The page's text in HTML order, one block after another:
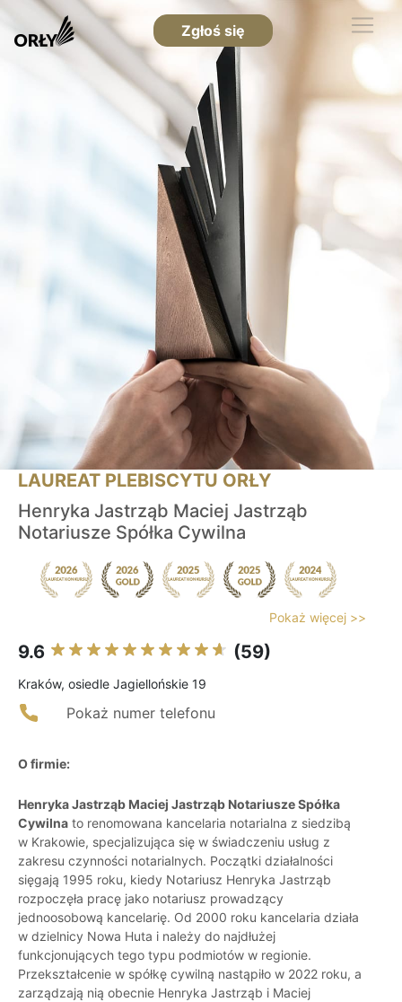
Zgłoś się
LAUREAT PLEBISCYTU ORŁY
Henryka Jastrząb Maciej Jastrząb
Notariusze Spółka Cywilna
Pokaż więcej >>
9.6 (59)
Kraków, osiedle Jagiellońskie 19
Pokaż numer telefonu
O firmie:
Henryka Jastrząb Maciej Jastrząb Notariusze Spółka
Cywilna to renomowana kancelaria notarialna z siedzibą
w Krakowie, specjalizująca się w świadczeniu usług z
zakresu czynności notarialnych. Początki działalności
sięgają 1995 roku, kiedy Notariusz Henryka Jastrząb
rozpoczęła pracę jako notariusz prowadzący
jednoosobową kancelarię. Od 2000 roku kancelaria działa
w dzielnicy Nowa Huta i należy do najdłużej
funkcjonujących tego typu podmiotów w regionie.
Przekształcenie w spółkę cywilną nastąpiło w 2022 roku, a
zarządzają nią obecnie Henryka Jastrząb i Maciej